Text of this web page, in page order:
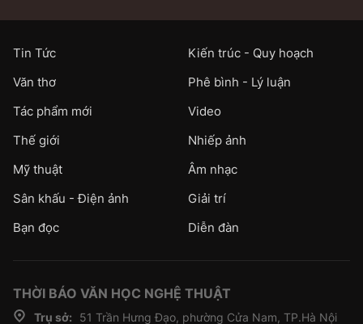
Tin Tức
Kiến trúc - Quy hoạch
Văn thơ
Phê bình - Lý luận
Tác phẩm mới
Video
Thế giới
Nhiếp ảnh
Mỹ thuật
Âm nhạc
Sân khấu - Điện ảnh
Giải trí
Bạn đọc
Diễn đàn
THỜI BÁO VĂN HỌC NGHỆ THUẬT
Trụ sở: 51 Trần Hưng Đạo, phường Cửa Nam, TP.Hà Nội